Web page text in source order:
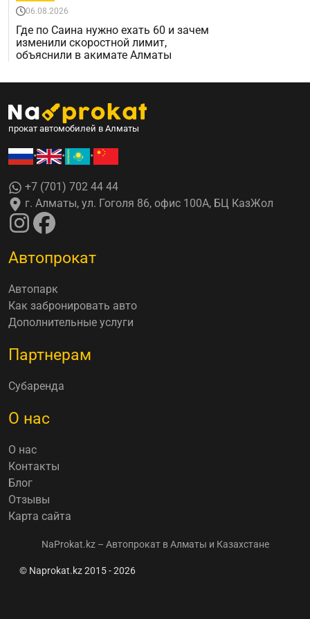
06.08.2026
Где по Саина нужно ехать 60 и зачем
изменили скоростной лимит,
объяснили в акимате Алматы
прокат автомобилей в Алматы
• • •
+7 (701) 702 44 44
г. Алматы, ул. Гоголя 86, офис 100А, БЦ КазЖол
Автопрокат
Автопарк
Как забронировать авто
Дополнительные услуги
Партнерам
Субаренда
О нас
О нас
Контакты
Блог
Отзывы
Карта сайта
NaProkat.kz – Автопрокат в Алматы и Казахстане
© Naprokat.kz 2015 - 2026